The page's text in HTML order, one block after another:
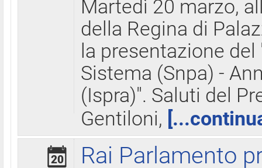
Martedì 20 marzo,
della Regina di
la presentazione
Sistema (Snpa) -
(Ispra)". Saluti del
Gentiloni,
20
Rai Parlamento